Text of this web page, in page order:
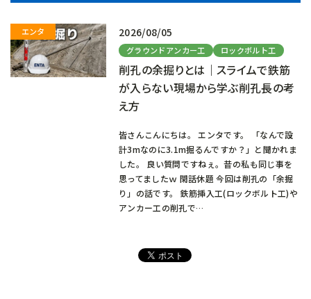
2026/08/05
グラウンドアンカー工 ロックボルト工
削孔の余掘りとは｜スライムで鉄筋
が入らない現場から学ぶ削孔長の考
え方
皆さんこんにちは。 エンタです。 「なんで設
計3mなのに3.1m掘るんですか？」と聞かれま
した。 良い質問ですねぇ。昔の私も同じ事を
思ってましたｗ 閑話休題 今回は削孔の「余掘
り」の話です。 鉄筋挿入工(ロックボルト工)や
アンカー工の削孔で…